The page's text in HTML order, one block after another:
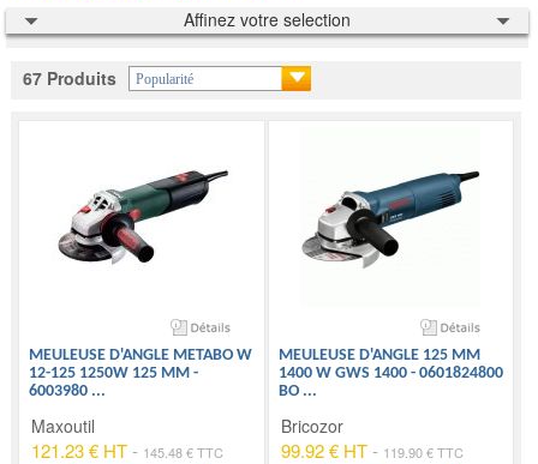
Affinez votre selection
67 Produits Popularité
MEULEUSE D'ANGLE METABO W
12-125 1250W 125 MM -
6003980 ...
Maxoutil
121.23 € HT - 145.48 € TTC
MEULEUSE D'ANGLE 125 MM
1400 W GWS 1400 - 0601824800
BO ...
Bricozor
99.92 € HT- 119.90 € TTC